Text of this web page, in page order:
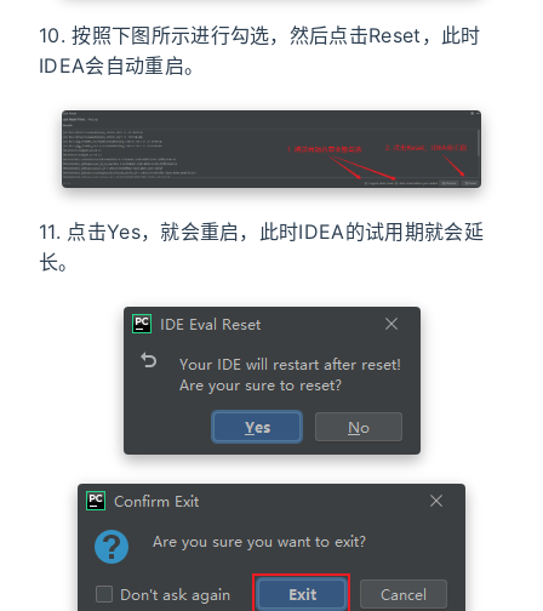
10. 按照下图所示进行勾选，然后点击Reset，此时
IDEA会自动重启。
11. 点击Yes，就会重启，此时IDEA的试用期就会延
长。